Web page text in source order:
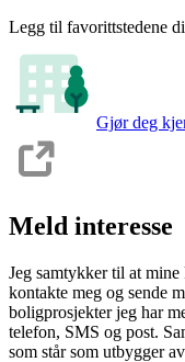
Legg til favorittstedene
Gjør deg
Meld interesse
Jeg samtykker til at
kontakte meg og sende
boligprosjekter jeg har
telefon, SMS og post.
som står som utbygger